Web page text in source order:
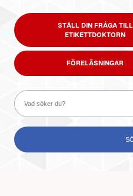
STÄLL DIN FRÅGA TILL
ETIKETTDOKTORN
FÖRELÄSNINGAR